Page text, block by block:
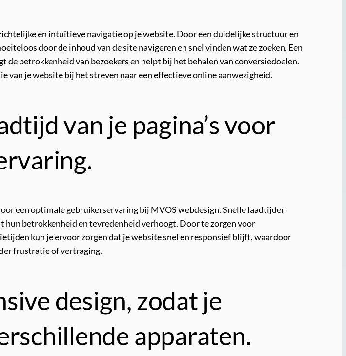
en intuïtieve navigatie op je website. Door een duidelijke structuur en
door de inhoud van de site navigeren en snel vinden wat ze zoeken. Een
betrokkenheid van bezoekers en helpt bij het behalen van conversiedoelen.
van je website bij het streven naar een effectieve online aanwezigheid.
van je pagina’s voor
een optimale gebruikerservaring bij MVOS webdesign. Snelle laadtijden
hun betrokkenheid en tevredenheid verhoogt. Door te zorgen voor
kun je ervoor zorgen dat je website snel en responsief blijft, waardoor
frustratie of vertraging.
design, zodat je
apparaten.